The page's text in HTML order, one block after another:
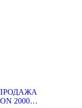
ПРОДАЖА
2000…